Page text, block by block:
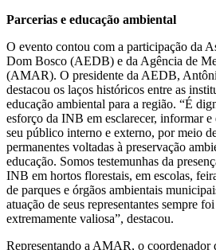
Parcerias e educação ambiental
O evento contou com a participação da
Dom Bosco (AEDB) e da Agência de
(AMAR). O presidente da AEDB,
destacou os laços históricos entre as
educação ambiental para a região. “É
esforço da INB em esclarecer, informar e
seu público interno e externo, por meio
permanentes voltadas à preservação
educação. Somos testemunhas da
INB em hortos florestais, em escolas,
de parques e órgãos ambientais
atuação de seus representantes sempre
extremamente valiosa”, destacou.
Representando a AMAR, o coordenador